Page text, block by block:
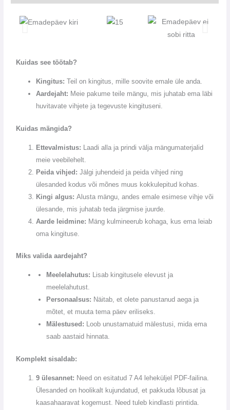
Kuidas see töötab?
Kingitus: Teil on kingitus, mille soovite emale üle anda.
Aardejaht: Meie pakume teile mängu, mis juhatab ema läbi
huvitavate vihjete ja tegevuste kingituseni.
Kuidas mängida?
Ettevalmistus: Laadi alla ja prindi välja mängumaterjalid
meie veebilehelt.
Peida vihjed: Jälgi juhendeid ja peida vihjed ning
ülesanded kodus või mõnes muus kokkulepitud kohas.
Kingi algus: Alusta mängu, andes emale esimese vihje või
ülesande, mis juhatab teda järgmise juurde.
Aarde leidmine: Mäng kulmineerub kohaga, kus ema leiab
oma kingituse.
Miks valida aardejaht?
Meelelahutus: Lisab kingitusele elevust ja
meelelahutust.
Personaalsus: Näitab, et olete panustanud aega ja
mõtet, et muuta tema päev eriliseks.
Mälestused: Loob unustamatuid mälestusi, mida ema
saab aastaid hinnata.
Komplekt sisaldab:
9 ülesannet: Need on esitatud 7 A4 leheküljel PDF-failina.
Ülesanded on hoolikalt kujundatud, et pakkuda lõbusat ja
kaasahaaravat kogemust. Need tuleb kindlasti printida.